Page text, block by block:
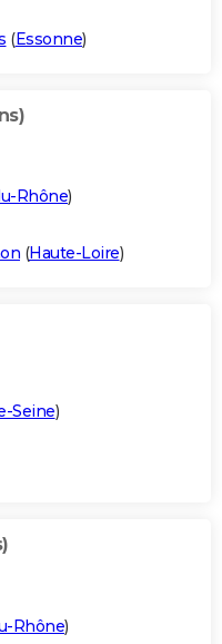
(Essonne)
Rhône)
(Haute-Loire)
Seine)
Rhône)